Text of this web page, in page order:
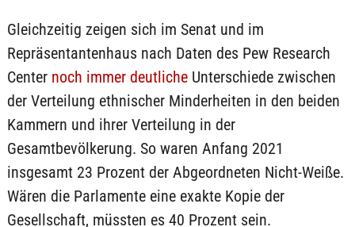
Gleichzeitig zeigen sich im Senat und im
Repräsentantenhaus nach Daten des Pew Research
Center noch immer deutlicheUnterschiede zwischen
der Verteilung ethnischer Minderheiten in den beiden
Kammern und ihrer Verteilung in der
Gesamtbevölkerung. So waren Anfang 2021
insgesamt 23 Prozent der Abgeordneten Nicht-Weiße.
Wären die Parlamente eine exakte Kopie der
Gesellschaft, müssten es 40 Prozent sein.